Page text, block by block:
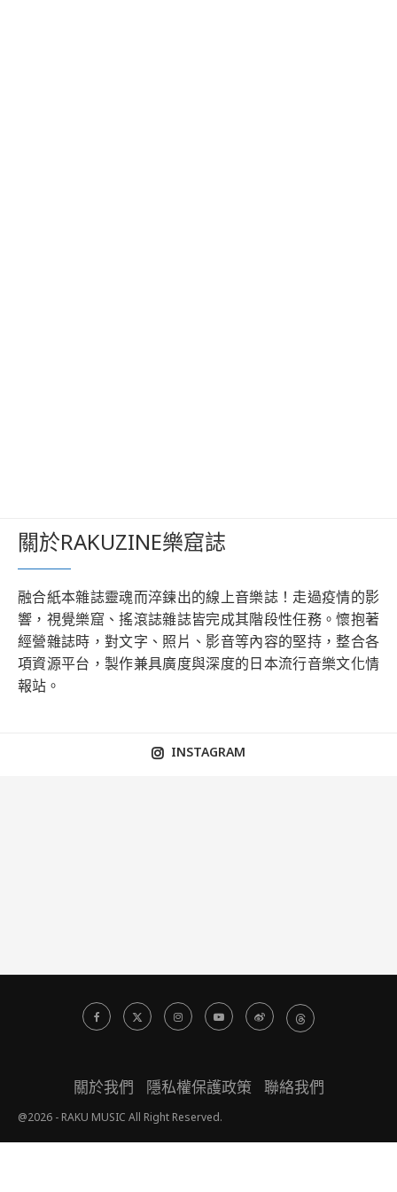
關於RAKUZINE樂窟誌
融合紙本雜誌靈魂而淬鍊出的線上音樂誌！走過疫情的影
響，視覺樂窟、搖滾誌雜誌皆完成其階段性任務。懷抱著
經營雜誌時，對文字、照片、影音等內容的堅持，整合各
項資源平台，製作兼具廣度與深度的日本流行音樂文化情
報站。
INSTAGRAM
關於我們 隱私權保護政策 聯絡我們
@2026 - RAKU MUSIC All Right Reserved.